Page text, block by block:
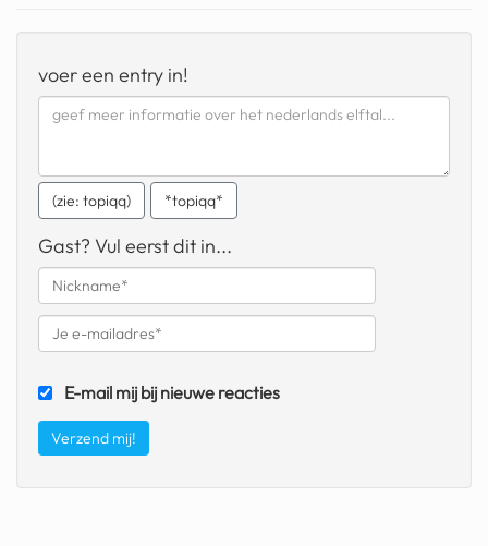
it really whips the llama s
boring phone
bakelse princess taart
dunkin donuts
ryanair
fatbike
nord stream
voer een entry in!
(zie: topiqq) *topiqq*
Gast? Vul eerst dit in...
E-mail mij bij nieuwe reacties